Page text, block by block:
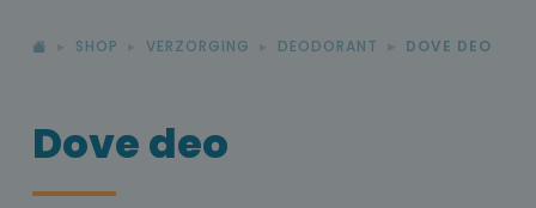
SHOP VERZORGING DEODORANT DOVE DEO
Dove deo